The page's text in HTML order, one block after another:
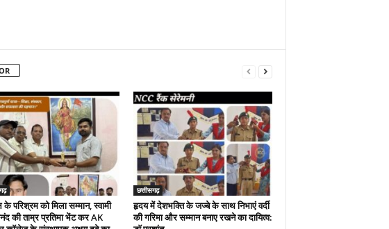
परिश्रम को मिला सम्मान, स्वामी
की ताम्र प्रतिमा भेंट कर AK
छत्तीसगढ़
हृदय में देशभक्ति के जज्बे के साथ निभाएं वर्दी
की गरिमा और सम्मान बनाए रखने का दायित्व: